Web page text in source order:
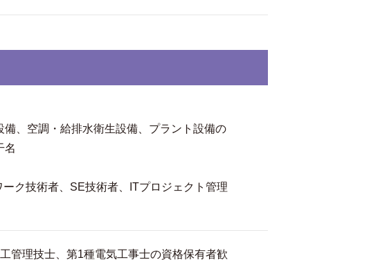
、空調・給排水衛生設備、プラント設備の
名
ク技術者、SE技術者、ITプロジェクト管理
管理技士、第1種電気工事士の資格保有者歓